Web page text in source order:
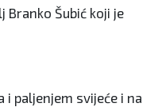
Branko Šubić koji je
i paljenjem svijeće i na